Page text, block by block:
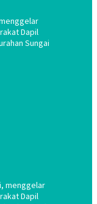
Dapil
Sungai
menggelar
Dapil